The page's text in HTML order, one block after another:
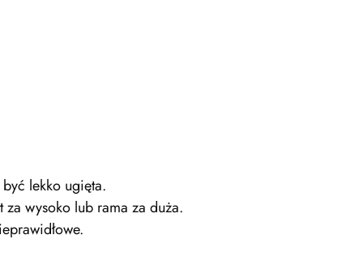
lekko ugięta.
za wysoko lub rama za duża.